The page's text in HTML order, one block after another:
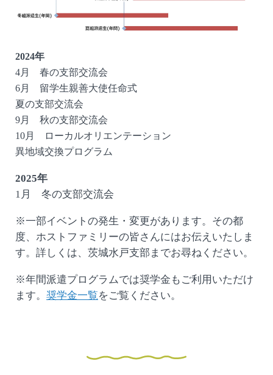
2024年
4月 春の支部交流会
6月 留学生親善大使任命式
夏の支部交流会
9月 秋の支部交流会
10月 ローカルオリエンテーション
異地域交換プログラム
2025年
1月 冬の支部交流会
※一部イベントの発生・変更があります。その都
度、ホストファミリーの皆さんにはお伝えいたしま
す。詳しくは、茨城水戸支部までお尋ねください。
※年間派遣プログラムでは奨学金もご利用いただけ
ます。 奨学金一覧をご覧ください。